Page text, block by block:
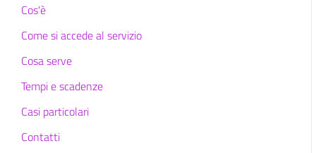
Cos'è
Come si accede al servizio
Cosa serve
Tempi e scadenze
Casi particolari
Contatti